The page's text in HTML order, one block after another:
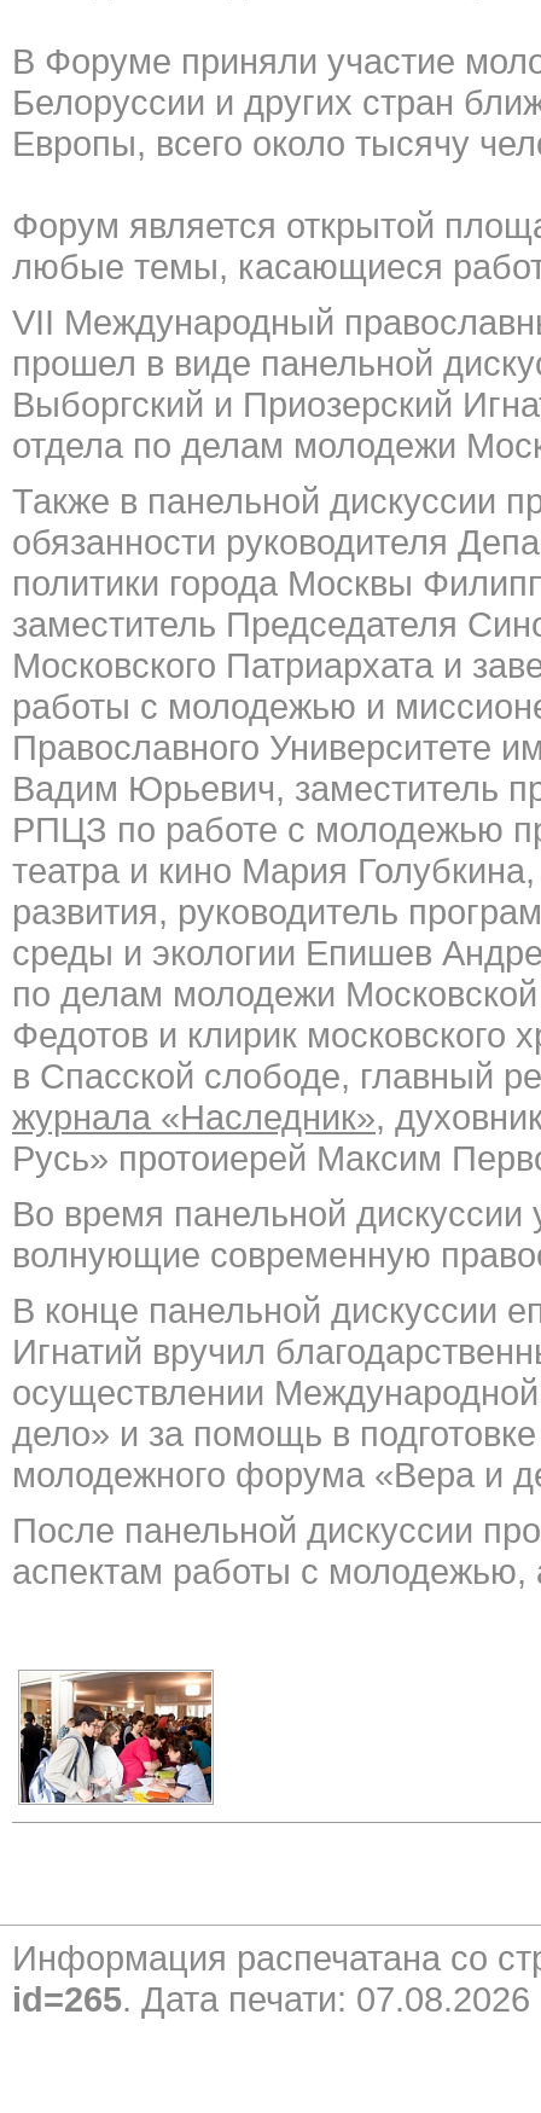
В Форуме приняли участие
Белоруссии и других стран
Европы, всего около тысячу
Форум является открытой
любые темы, касающиеся
VII Международный
прошел в виде панельной
Выборгский и Приозерский
отдела по делам молодежи
Также в панельной дискуссии
обязанности руководителя
политики города Москвы
заместитель Председателя
Московского Патриархата и
работы с молодежью и
Православного Университете
Вадим Юрьевич, заместитель
РПЦЗ по работе с молодежью
театра и кино Мария
развития, руководитель
среды и экологии Епишев
по делам молодежи
Федотов и клирик московского
в Спасской слободе, главный
журнала «Наследник»,
Русь» протоиерей Максим
Во время панельной
волнующие современную
В конце панельной дискуссии
Игнатий вручил
осуществлении
дело» и за помощь в
молодежного форума «Вера и
После панельной дискуссии
аспектам работы с молодежью,
Информация распечатана со
id=265. Дата печати: